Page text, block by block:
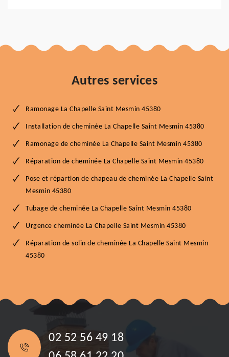
Autres services
Ramonage La Chapelle Saint Mesmin 45380
Installation de cheminée La Chapelle Saint Mesmin 45380
Ramonage de cheminée La Chapelle Saint Mesmin 45380
Réparation de cheminée La Chapelle Saint Mesmin 45380
Pose et répartion de chapeau de cheminée La Chapelle Saint
Mesmin 45380
Tubage de cheminée La Chapelle Saint Mesmin 45380
Urgence cheminée La Chapelle Saint Mesmin 45380
Réparation de solin de cheminée La Chapelle Saint Mesmin
45380
02 52 56 49 18